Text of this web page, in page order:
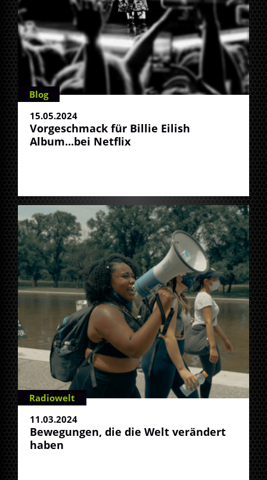
Blog
15.05.2024
Vorgeschmack für Billie Eilish
Album...bei Netflix
Radiowelt
11.03.2024
Bewegungen, die die Welt verändert
haben